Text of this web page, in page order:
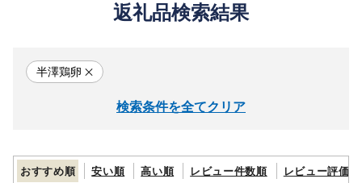
返礼品検索結果
半澤鶏卵
検索条件を全てクリア
おすすめ順 安い順 高い順 レビュー件数順 レビュー評価順